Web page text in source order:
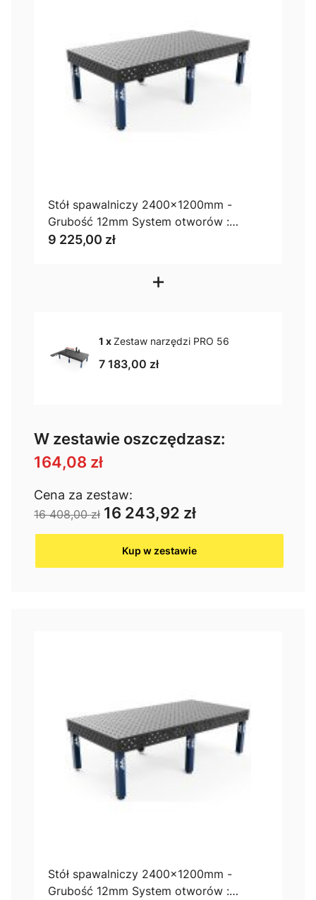
Stół spawalniczy 2400x1200mm -
Grubość 12mm System otworów :
100x100
9 225,00 zł
+
1 xZestaw narzędzi PRO 56
7 183,00 zł
W zestawie oszczędzasz:
164,08 zł
Cena za zestaw:
16 408,00 zł 16 243,92 zł
Kup w zestawie
Stół spawalniczy 2400x1200mm -
Grubość 12mm System otworów :